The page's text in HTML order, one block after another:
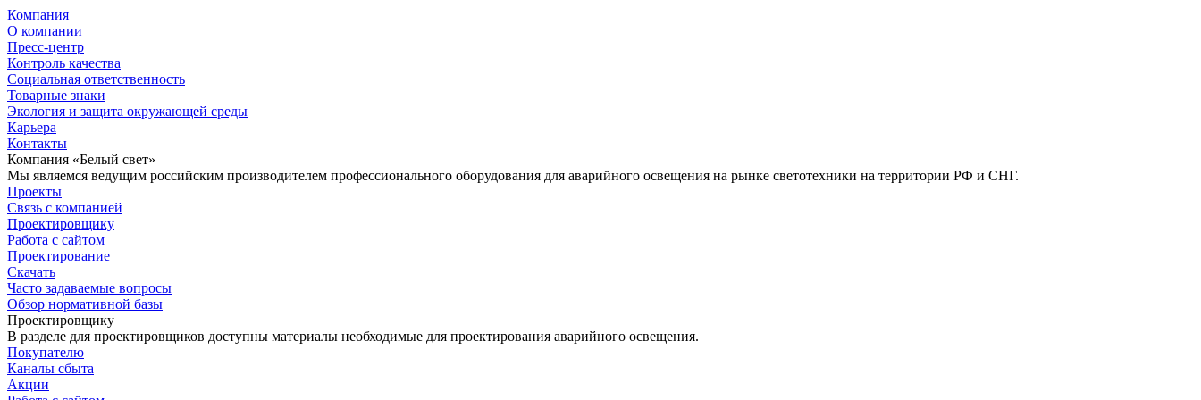
Компания
О компании
Пресс-центр
Контроль качества
Социальная ответственность
Товарные знаки
Экология и защита окружающей среды
Карьера
Контакты
Компания «Белый свет»
Мы являемся ведущим российским производителем профессионального оборудования для аварийного освещения на рынке светотехники на территории РФ и СНГ.
Проекты
Связь с компанией
Проектировщику
Работа с сайтом
Проектирование
Скачать
Часто задаваемые вопросы
Обзор нормативной базы
Проектировщику
В разделе для проектировщиков доступны материалы необходимые для проектирования аварийного освещения.
Покупателю
Каналы сбыта
Акции